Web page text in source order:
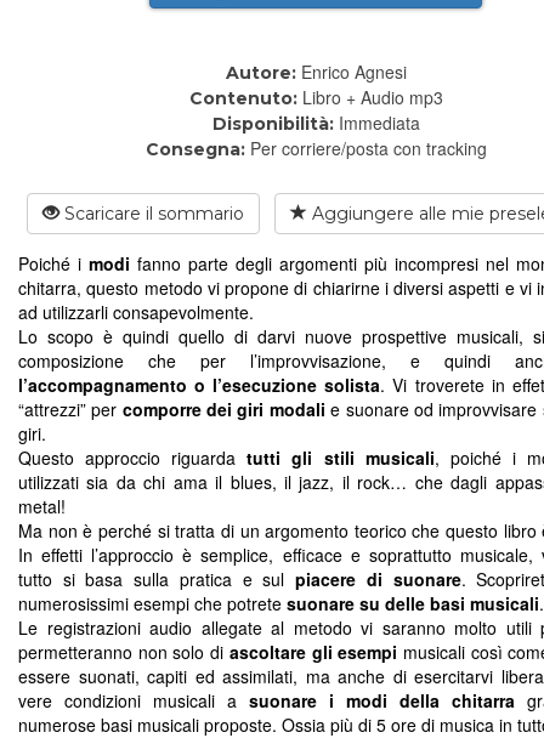
Autore: Enrico Agnesi
Contenuto: Libro + Audio mp3
Disponibilità: Immediata
Consegna: Per corriere/posta con tracking
Scaricare il sommario Aggiungere alle mie
Poiché i modi fanno parte degli argomenti più incompresi nel
chitarra, questo metodo vi propone di chiarirne i diversi aspetti e vi
ad utilizzarli consapevolmente.
Lo scopo è quindi quello di darvi nuove prospettive musicali,
composizione che per l’improvvisazione, e quindi
l’accompagnamento o l’esecuzione solista. Vi troverete in
“attrezzi” per comporre dei giri modali e suonare od improvvisare
giri.
Questo approccio riguardatutti gli stili musicali, poiché i
utilizzati sia da chi ama il blues, il jazz, il rock… che dagli
metal!
Ma non è perché si tratta di un argomento teorico che questo libro
In effetti l’approccio è semplice, efficace e soprattutto musicale,
tutto si basa sulla pratica e sulpiacere di suonare.
numerosissimi esempi che potrete suonare su delle basi musicali.
Le registrazioni audio allegate al metodo vi saranno molto utili
permetteranno non solo di ascoltare gli esempi musicali così
essere suonati, capiti ed assimilati, ma anche di esercitarvi
vere condizioni musicali a suonare i modi della chitarra
numerose basi musicali proposte. Ossia più di 5 ore di musica in